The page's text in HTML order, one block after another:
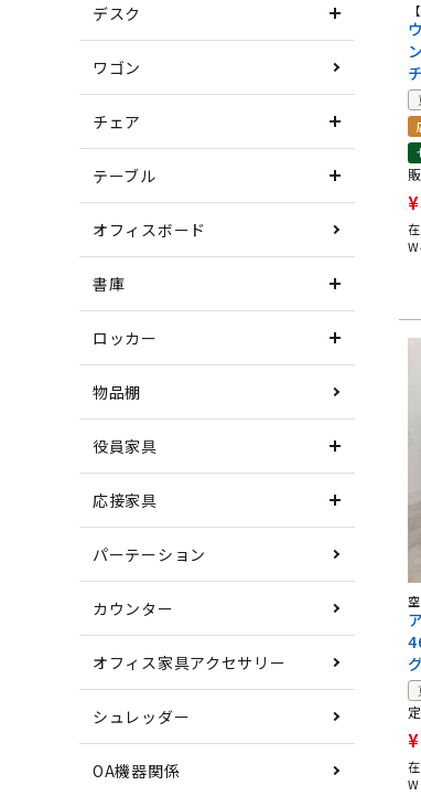
デスク
ワゴン
チェア
テーブル
オフィスボード
書庫
ロッカー
物品棚
役員家具
応接家具
パーテーション
カウンター
オフィス家具アクセサリー
シュレッダー
OA機器関係
¥
¥